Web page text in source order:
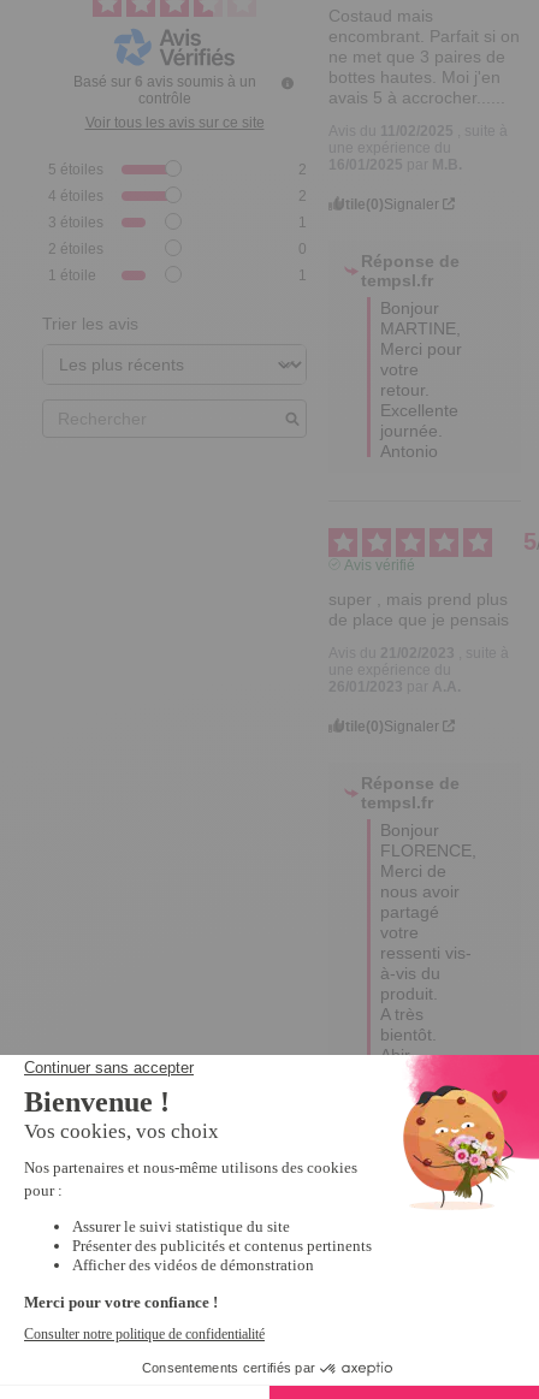
Basé sur 6 avis soumis à un
contrôle
Voir tous les avis sur ce site
5 étoiles
2
4 étoiles
2
3 étoiles
1
2 étoiles
0
1 étoile 1
Trier les avis
Costaud mais
encombrant. Parfait si on
ne met que 3 paires de
bottes hautes. Moi j'en
avais 5 à accrocher......
Utile(0)Signaler
Réponse de
tempsl.fr
Bonjour
MARTINE,
Merci pour
votre
retour.
Excellente
journée.
Antonio
5
Avis vérifié
super , mais prend plus
de place que je pensais
Utile(0)Signaler
Réponse de
tempsl.fr
Bonjour
FLORENCE,
Merci de
nous avoir
partagé
votre
ressenti vis-
à-vis du
produit.
A très
bientôt.
Abir.
Avis vérifié
Attention cela ne
qui ont un rebord sur le
Utile(0)Signaler